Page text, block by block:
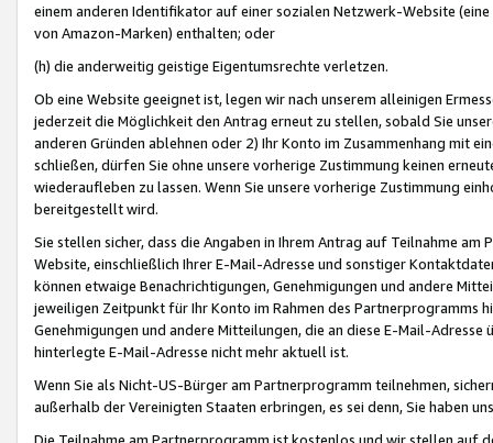
einem anderen Identifikator auf einer sozialen Netzwerk-Website
von Amazon-Marken) enthalten; oder
(h) die anderweitig geistige Eigentumsrechte verletzen.
Ob eine Website geeignet ist, legen wir nach unserem alleinigen
jederzeit die Möglichkeit den Antrag erneut zu stellen, sobald Sie
anderen Gründen ablehnen oder 2) Ihr Konto im Zusammenhang mit
schließen, dürfen Sie ohne unsere vorherige Zustimmung keinen
wiederaufleben zu lassen. Wenn Sie unsere vorherige Zustimmung
bereitgestellt wird.
Sie stellen sicher, dass die Angaben in Ihrem Antrag auf Teilnahme
Website, einschließlich Ihrer E-Mail-Adresse und sonstiger
können etwaige Benachrichtigungen, Genehmigungen und andere
jeweiligen Zeitpunkt für Ihr Konto im Rahmen des Partnerprogramms
Genehmigungen und andere Mitteilungen, die an diese E-Mail-
hinterlegte E-Mail-Adresse nicht mehr aktuell ist.
Wenn Sie als Nicht-US-Bürger am Partnerprogramm teilnehmen,
außerhalb der Vereinigten Staaten erbringen, es sei denn, Sie haben
Die Teilnahme am Partnerprogramm ist kostenlos und wir stellen auf